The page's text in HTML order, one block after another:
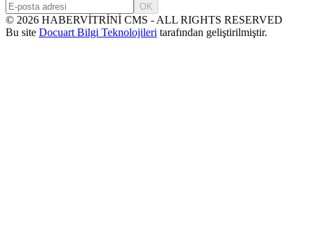
OK
© 2026 HABERVİTRİNİ CMS - ALL RIGHTS RESERVED
Bu site Docuart Bilgi Teknolojileri tarafından geliştirilmiştir.